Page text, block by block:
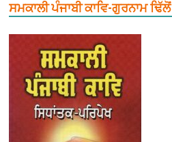
ਸਮਕਾਲੀ ਪੰਜਾਬੀ ਕਾਵਿ-ਗੁਰਨਾਮ ਢਿੱਲੋਂ